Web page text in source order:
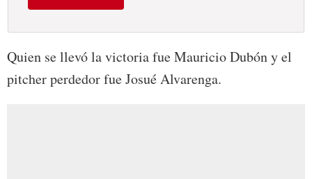
Quien se llevó la victoria fue Mauricio Dubón y el
pitcher perdedor fue Josué Alvarenga.